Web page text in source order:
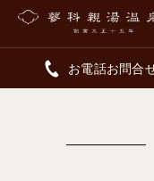
お電話お問合